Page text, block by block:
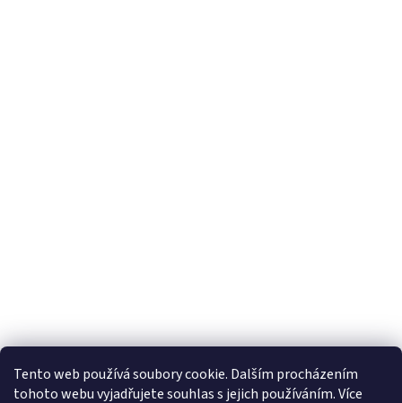
Tento web používá soubory cookie. Dalším procházením
tohoto webu vyjadřujete souhlas s jejich používáním. Více